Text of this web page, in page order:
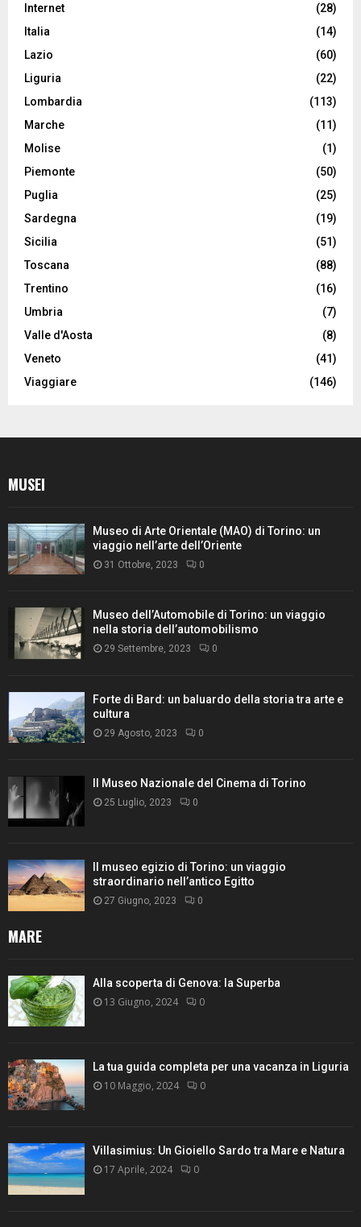
Internet
(28)
Italia
(14)
Lazio
(60)
Liguria
(22)
Lombardia
(113)
Marche
(11)
Molise
(1)
Piemonte
(50)
Puglia
(25)
Sardegna
(19)
Sicilia
(51)
Toscana
(88)
Trentino
(16)
Umbria
(7)
Valle d'Aosta
(8)
Veneto
(41)
Viaggiare
(146)
MUSEI
Museo di Arte Orientale (MAO) di Torino: un
viaggio nell’arte dell’Oriente
31 Ottobre, 2023 0
Museo dell’Automobile di Torino: un viaggio
nella storia dell’automobilismo
29 Settembre, 2023 0
Forte di Bard: un baluardo della storia tra arte e
cultura
29 Agosto, 2023 0
Il Museo Nazionale del Cinema di Torino
25 Luglio, 2023 0
Il museo egizio di Torino: un viaggio
straordinario nell’antico Egitto
27 Giugno, 2023 0
MARE
Alla scoperta di Genova: la Superba
13 Giugno, 2024 0
La tua guida completa per una vacanza in Liguria
10 Maggio, 2024 0
Villasimius: Un Gioiello Sardo tra Mare e Natura
17 Aprile, 2024 0